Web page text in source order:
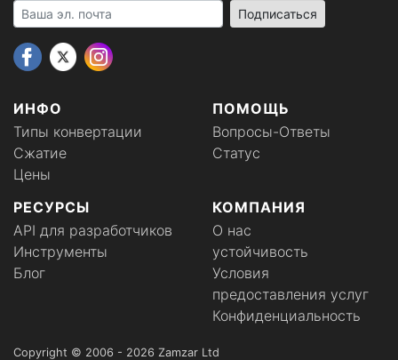
ИНФО
Типы конвертации
Сжатие
Цены
ПОМОЩЬ
Вопросы-Ответы
Статус
РЕСУРСЫ
API для разработчиков
Инструменты
Блог
КОМПАНИЯ
О нас
устойчивость
Условия
предоставления услуг
Конфиденциальность
Your email address Подписаться
Copyright © 2006 - 2026 Zamzar Ltd